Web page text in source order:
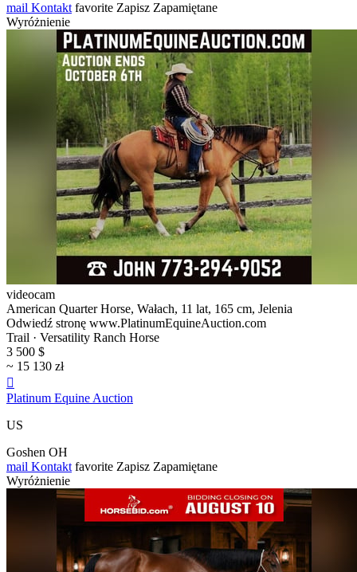
mail Kontakt favorite Zapisz Zapamiętane
Wyróżnienie
videocam
American Quarter Horse, Wałach, 11 lat, 165 cm, Jelenia
Odwiedź stronę www.PlatinumEquineAuction.com
Trail · Versatility Ranch Horse
3 500 $
~ 15 130 zł

Platinum Equine Auction
US
Goshen OH
mail Kontakt favorite Zapisz Zapamiętane
Wyróżnienie